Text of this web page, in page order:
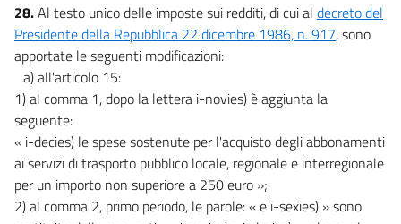
28.Al testo unico delle imposte sui redditi, di cui al decreto del
Presidente della Repubblica 22 dicembre 1986, n. 917, sono
apportate le seguenti modificazioni:
a) all'articolo 15:
1) al comma 1, dopo la lettera i-novies) è aggiunta la
seguente:
« i-decies) le spese sostenute per l'acquisto degli abbonamenti
ai servizi di trasporto pubblico locale, regionale e interregionale
per un importo non superiore a 250 euro »;
2) al comma 2, primo periodo, le parole: « e i-sexies) » sono